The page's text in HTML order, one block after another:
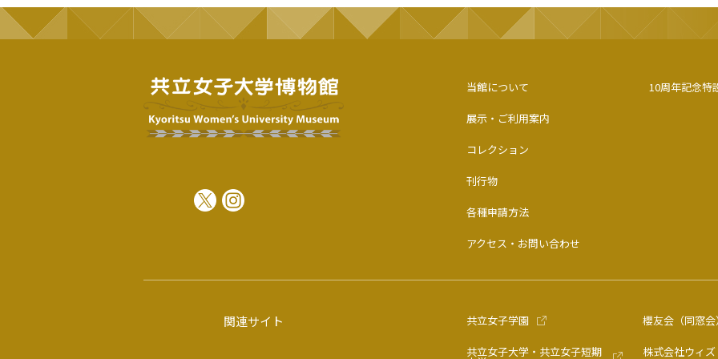
当館について
展示・ご利用案内
コレクション
刊行物
各種申請方法
アクセス・お問い合わせ
10周年記念特
関連サイト 共立女子学園
共立女子大学・共立女子短期
櫻友会（同窓会）
株式会社ウィ